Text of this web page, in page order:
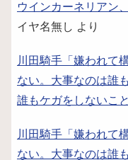
ウインカーネリアン
イヤ名無し より
川田騎手「嫌われて
ない。大事なのは誰
誰もケガをしないこと
川田騎手「嫌われて
ない。大事なのは誰